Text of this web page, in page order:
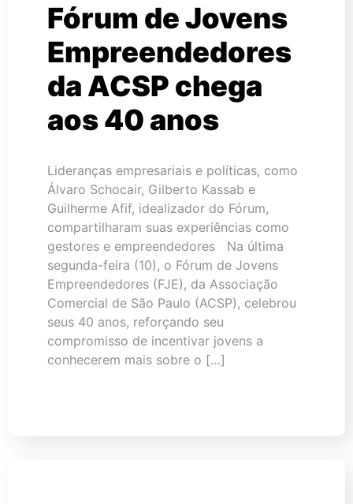
Fórum de Jovens
Empreendedores
da ACSP chega
aos 40 anos
Lideranças empresariais e políticas, como
Álvaro Schocair, Gilberto Kassab e
Guilherme Afif, idealizador do Fórum,
compartilharam suas experiências como
gestores e empreendedores Na última
segunda-feira (10), o Fórum de Jovens
Empreendedores (FJE), da Associação
Comercial de São Paulo (ACSP), celebrou
seus 40 anos, reforçando seu
compromisso de incentivar jovens a
conhecerem mais sobre o […]